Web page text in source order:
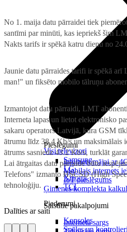
Pieslēgumi
Internets mājai ar
Mobilais internets
IoT pieslēgums
Ģimenes komplekta
Saistītie pakalpojumi
Interneta sargs
Visi televizori
Samsung
LG
Xiaomi
TCL
Piederumi
Konsoles
Spēles un kontrolieri
No 1. maija datu pārraidei tiek
santīmi par minūti, kas iepriekš šim
Nakts tarifs ir spēkā katru dienu no
Jaunie datu pārraides tarifi ir spēkā
man!" un fiksēto mobilo tālruņu
Izmantojot datu pārraidi, LMT
Interneta lapas un lietot elektronisko
sakaru operators Latvijā, kura GSM
ātrumu līdz 38.4 Kb/s un maksimālais
ātrums sasniedz 43.2 Kb/s, turklāt
Lai ātrgaitas datu pārraide būtu
Telefons" izmanto HSCSD (High
tehnoloģiju.
Dalīties ar saiti